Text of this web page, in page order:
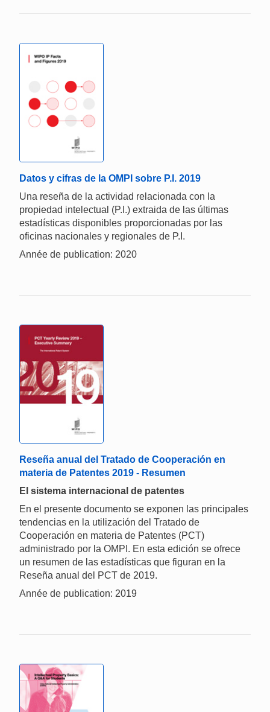
Datos y cifras de la OMPI sobre P.I. 2019
Una reseña de la actividad relacionada con la
propiedad intelectual (P.I.) extraida de las últimas
estadísticas disponibles proporcionadas por las
oficinas nacionales y regionales de P.I.
Année de publication: 2020
Reseña anual del Tratado de Cooperación en
materia de Patentes 2019 - Resumen
El sistema internacional de patentes
En el presente documento se exponen las principales
tendencias en la utilización del Tratado de
Cooperación en materia de Patentes (PCT)
administrado por la OMPI. En esta edición se ofrece
un resumen de las estadísticas que figuran en la
Reseña anual del PCT de 2019.
Année de publication: 2019